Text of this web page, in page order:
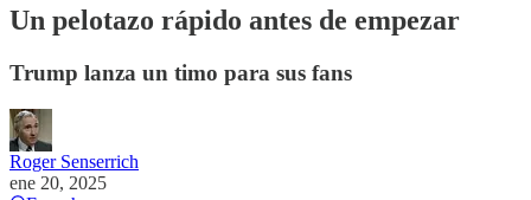
Un pelotazo rápido antes de empezar
Trump lanza un timo para sus fans
Roger Senserrich
ene 20, 2025